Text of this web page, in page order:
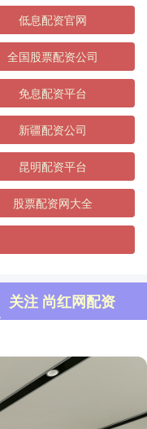
低息配资官网
全国股票配资公司
免息配资平台
新疆配资公司
昆明配资平台
股票配资网大全
关注 尚红网配资